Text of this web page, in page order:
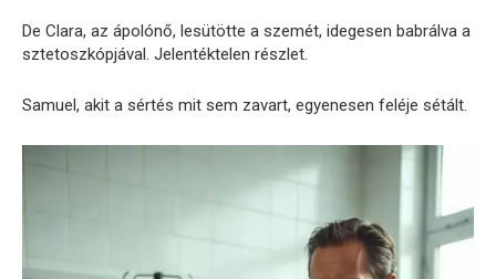
De Clara, az ápolónő, lesütötte a szemét, idegesen babrálva a
sztetoszkópjával. Jelentéktelen részlet.
Samuel, akit a sértés mit sem zavart, egyenesen feléje sétált.